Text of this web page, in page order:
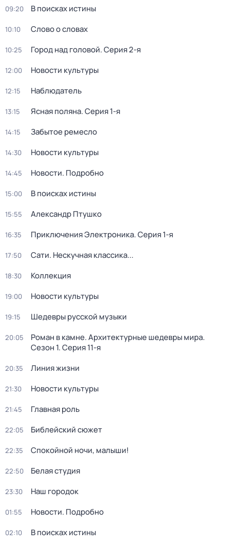
09:20 В поисках истины
10:10 Слово о словах
10:25 Город над головой. Серия 2-я
12:00 Новости культуры
12:15 Наблюдатель
13:15 Ясная поляна. Серия 1-я
14:15 Забытое ремесло
14:30 Новости культуры
14:45 Новости. Подробно
15:00 В поисках истины
15:55 Александр Птушко
16:35 Приключения Электроника. Серия 1-я
17:50 Сати. Нескучная классика...
18:30 Коллекция
19:00 Новости культуры
19:15 Шедевры русской музыки
20:05 Роман в камне. Архитектурные шедевры мира.
Сезон 1. Серия 11-я
20:35 Линия жизни
21:30 Новости культуры
21:45 Главная роль
22:05 Библейский сюжет
22:35 Спокойной ночи, малыши!
22:50 Белая студия
23:30 Наш городок
01:55 Новости. Подробно
02:10 В поисках истины